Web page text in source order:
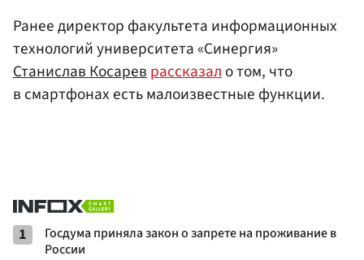
Ранее директор факультета информационных
технологий университета «Синергия»
Станислав Косареврассказало том, что
в смартфонах есть малоизвестные функции.
1
Госдума приняла закон о запрете на проживание в
России